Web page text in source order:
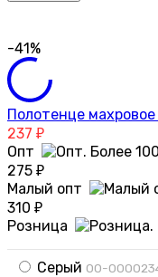
-41%
Полотенце
237 ₽
Опт
275 ₽
Малый опт
310 ₽
Розница
Серый 00-